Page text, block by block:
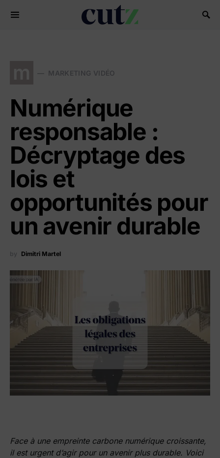
Search for:
MARKETING VIDÉO
Numérique
responsable :
Décryptage des
lois et
opportunités pour
un avenir durable
by Dimitri Martel
Face à une empreinte carbone numérique croissante,
il est urgent d’agir pour un avenir plus durable. Voici